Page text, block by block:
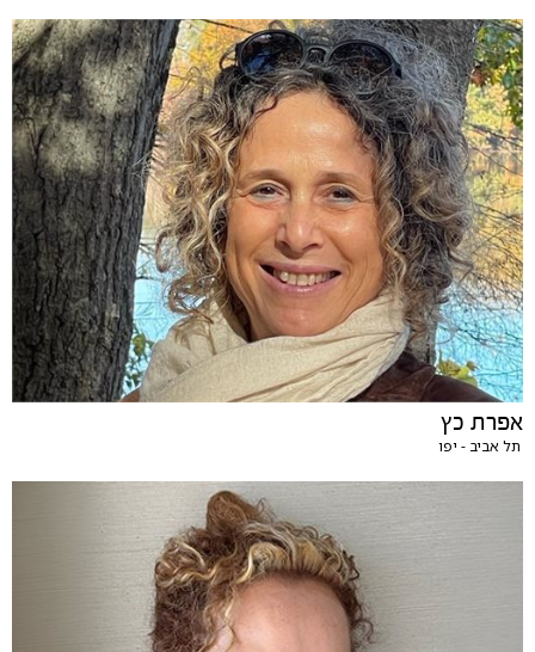
אפרת כץ
תל אביב - יפו